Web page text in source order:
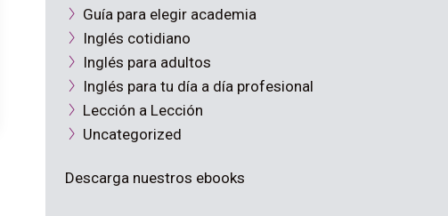
Guía para elegir academia
Inglés cotidiano
Inglés para adultos
Inglés para tu día a día profesional
Lección a Lección
Uncategorized
Descarga nuestros ebooks